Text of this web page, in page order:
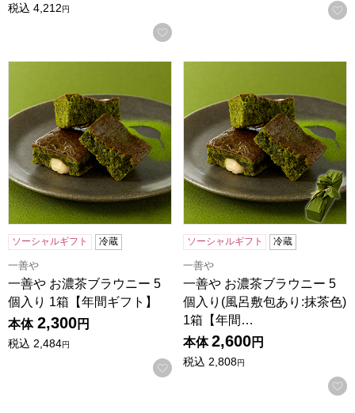
税込 4,212円
お気に入りに登録する
ソーシャルギフト 冷蔵
一善や
一善や お濃茶ブラウニー 5
個入り 1箱【年間ギフト】
本体 2,300円
税込 2,484円
お気に入りに登録する
ソーシャルギフト 冷蔵
一善や
一善や お濃茶ブラウニー 5
個入り(風呂敷包あり:抹茶色)
1箱【年間…
本体 2,600円
税込 2,808円